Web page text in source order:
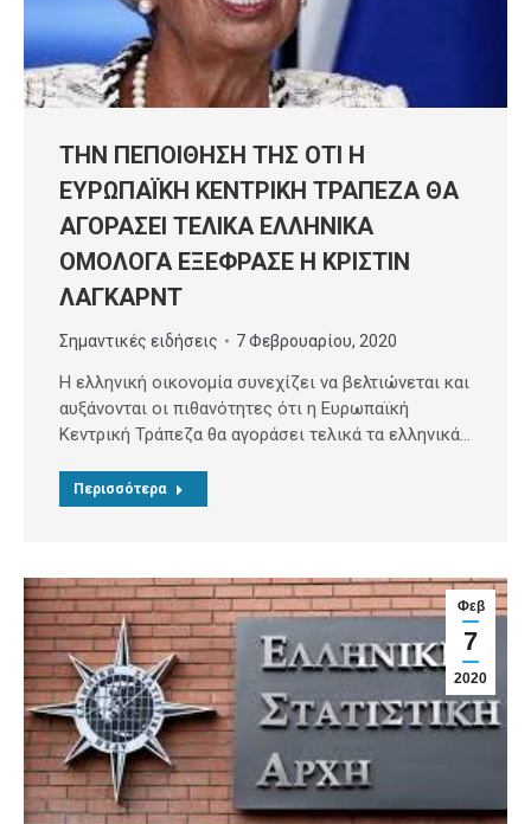
ΤΗΝ ΠΕΠΟΙΘΗΣΗ ΤΗΣ ΟΤΙ Η
ΕΥΡΩΠΑΪΚΗ ΚΕΝΤΡΙΚΗ ΤΡΑΠΕΖΑ ΘΑ
ΑΓΟΡΑΣΕΙ ΤΕΛΙΚΑ ΕΛΛΗΝΙΚΑ
ΟΜΟΛΟΓΑ ΕΞΕΦΡΑΣΕ Η ΚΡΙΣΤΙΝ
ΛΑΓΚΑΡΝΤ
Σημαντικές ειδήσεις 7 Φεβρουαρίου, 2020
Η ελληνική οικονομία συνεχίζει να βελτιώνεται και
αυξάνονται οι πιθανότητες ότι η Ευρωπαϊκή
Κεντρική Τράπεζα θα αγοράσει τελικά τα ελληνικά…
Περισσότερα
Φεβ
7
2020